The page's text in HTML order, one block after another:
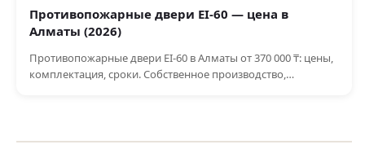
Противопожарные двери EI-60 — цена в
Алматы (2026)
Противопожарные двери EI-60 в Алматы от 370 000 ₸: цены,
комплектация, сроки. Собственное производство,